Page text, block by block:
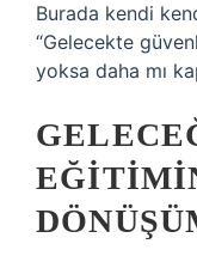
Burada kendi
“Gelecekte
yoksa daha mı